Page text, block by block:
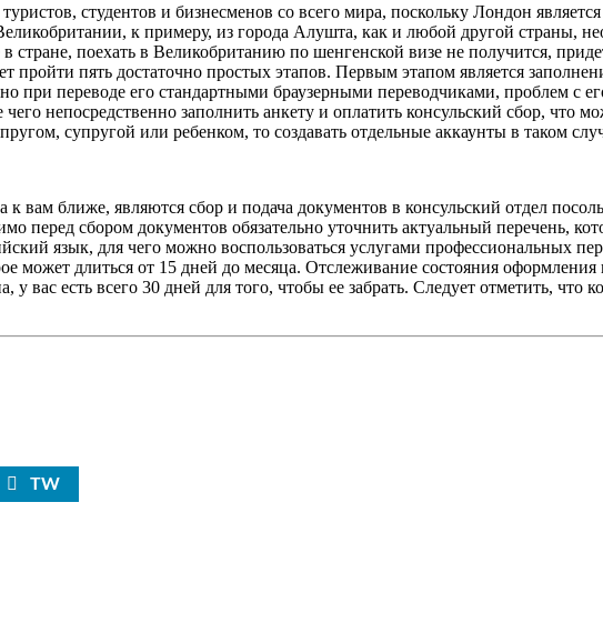
студентов и бизнесменов со всего мира, поскольку Лондон
к примеру, из города Алушта, как и любой другой страны,
поехать в Великобританию по шенгенской визе не получится,
пять достаточно простых этапов. Первым этапом является
при переводе его стандартными браузерными переводчиками, проблем с
непосредственно заполнить анкету и оплатить консульский сбор, что
супругой или ребенком, то создавать отдельные аккаунты в таком
к вам ближе, являются сбор и подача документов в консульский отдел
перед сбором документов обязательно уточнить актуальный перечень,
язык, для чего можно воспользоваться услугами профессиональных
может длиться от 15 дней до месяца. Отслеживание состояния
вас есть всего 30 дней для того, чтобы ее забрать. Следует отметить, что
TW